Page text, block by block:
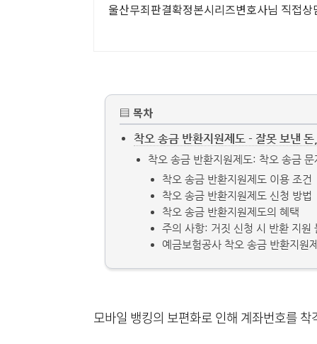
울산무죄판결확정본시리즈변호사님 직접
▤ 목차
착오 송금 반환지원제도 - 잘못 보낸
착오 송금 반환지원제도: 착오 송금
착오 송금 반환지원제도 이용 조건
착오 송금 반환지원제도 신청 방법
착오 송금 반환지원제도의 혜택
주의 사항: 거짓 신청 시 반환 지원
예금보험공사 착오 송금 반환지원
모바일 뱅킹의 보편화로 인해 계좌번호를